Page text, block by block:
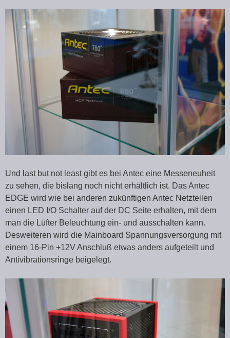
Und last but not least gibt es bei Antec eine Messeneuheit
zu sehen, die bislang noch nicht erhältlich ist. Das Antec
EDGE wird wie bei anderen zukünftigen Antec Netzteilen
einen LED I/O Schalter auf der DC Seite erhalten, mit dem
man die Lüfter Beleuchtung ein- und ausschalten kann.
Desweiteren wird die Mainboard Spannungsversorgung mit
einem 16-Pin +12V Anschluß etwas anders aufgeteilt und
Antivibrationsringe beigelegt.